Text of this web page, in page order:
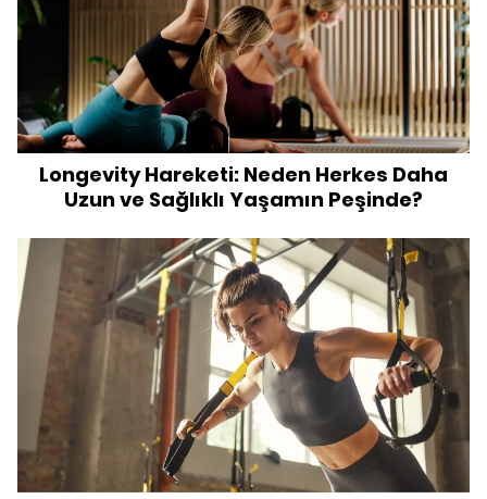
Longevity Hareketi: Neden Herkes Daha
Uzun ve Sağlıklı Yaşamın Peşinde?